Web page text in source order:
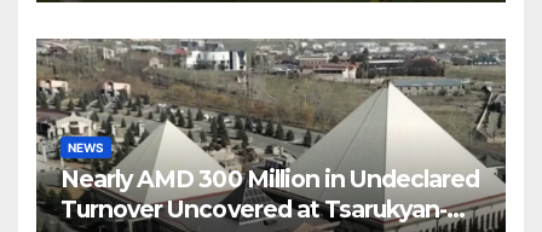
NEWS
Nearly AMD 300 Million in Undeclared
Turnover Uncovered at Tsarukyan-